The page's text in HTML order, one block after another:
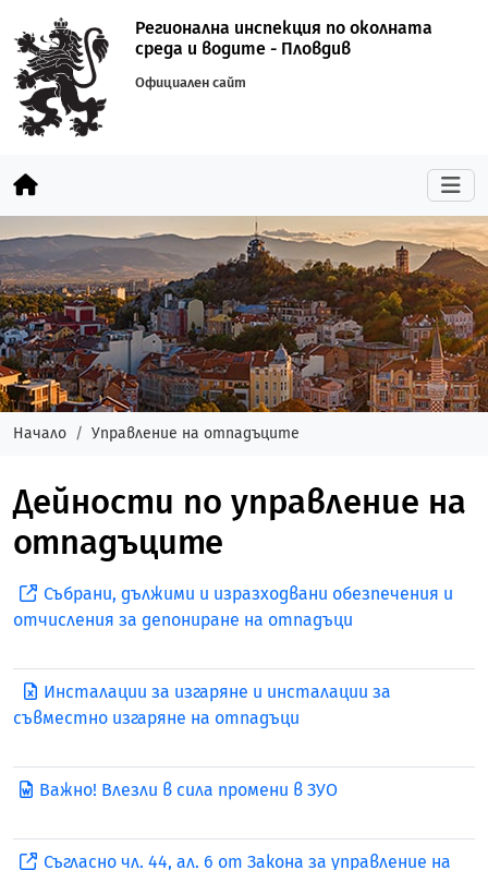
Регионална инспекция по околната
среда и водите - Пловдив
Официален сайт
Начало Управление на отпадъците
Дейности по управление на
отпадъците
Събрани, дължими и изразходвани обезпечения и
отчисления за депониране на отпадъци
Инсталации за изгаряне и инсталации за
съвместно изгаряне на отпадъци
Важно! Влезли в сила промени в ЗУО
Съгласно чл. 44, ал. 6 от Закона за управление на